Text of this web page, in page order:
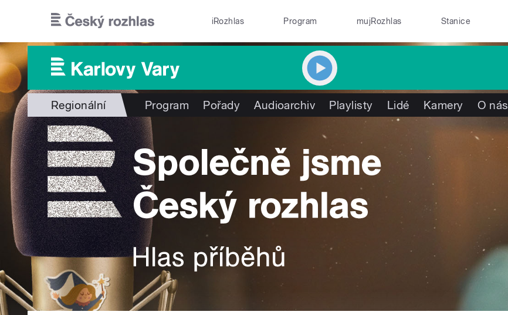
iRozhlas Program mujRozhlas Stanice
Regionální Program Pořady Audioarchiv Playlisty Lidé Kamery O nás